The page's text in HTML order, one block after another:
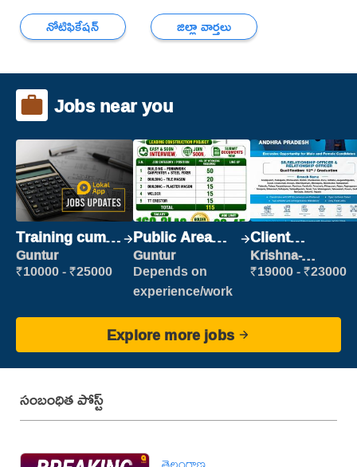
నోటిఫికేషన్
జిల్లా వార్తలు
Jobs near you
Training cum
Placement
Guntur
₹10000 - ₹25000
Public Area
Cleaner
Guntur
Depends on
experience/work
Client
Relationship
Executive
Krishna-
vijayawada
₹19000 - ₹23000
Explore more jobs
సంబంధిత పోస్ట్